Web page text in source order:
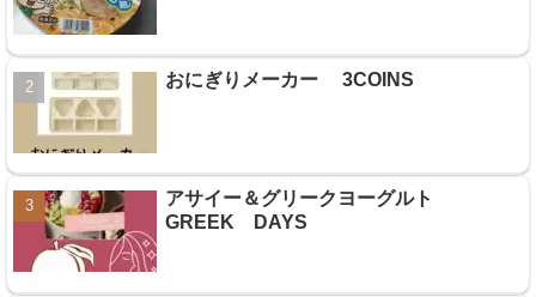
おにぎりメーカー 3COINS
アサイー＆グリークヨーグルト
GREEK DAYS